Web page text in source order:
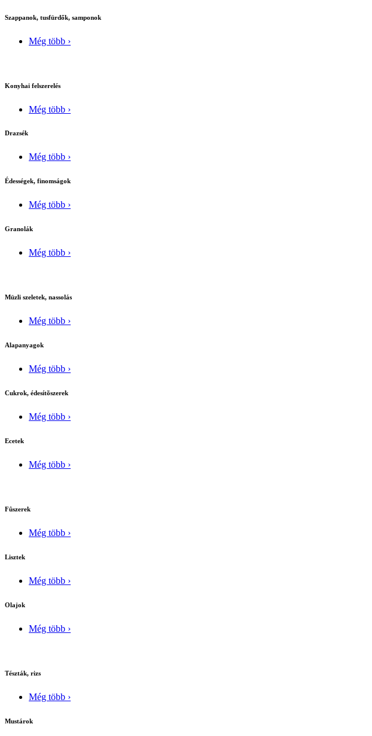
Szappanok, tusfürdők, samponok
Még több ›
Konyhai felszerelés
Még több ›
Drazsék
Még több ›
Édességek, finomságok
Még több ›
Granolák
Még több ›
Müzli szeletek, nassolás
Még több ›
Alapanyagok
Még több ›
Cukrok, édesítõszerek
Még több ›
Ecetek
Még több ›
Fûszerek
Még több ›
Lisztek
Még több ›
Olajok
Még több ›
Tészták, rizs
Még több ›
Mustárok